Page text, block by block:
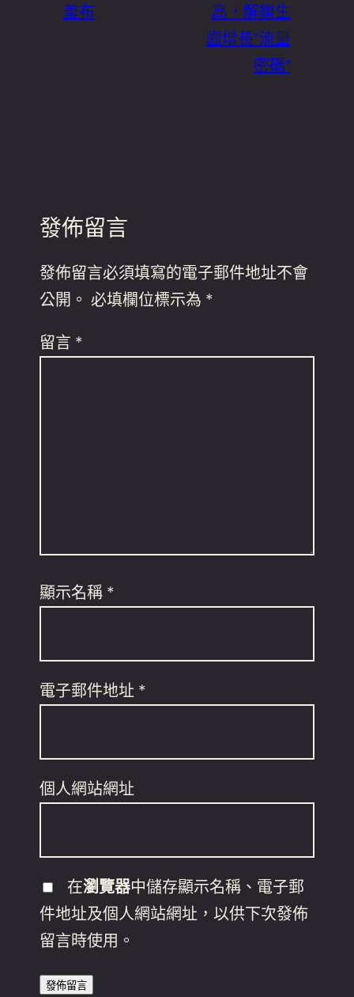
羞布
高，解鎖生
齒增長“流量
密碼”
發佈留言
發佈留言必須填寫的電子郵件地址不會
公開。 必填欄位標示為 *
留言 *
顯示名稱 *
電子郵件地址 *
個人網站網址
在瀏覽器中儲存顯示名稱、電子郵
件地址及個人網站網址，以供下次發佈
留言時使用。